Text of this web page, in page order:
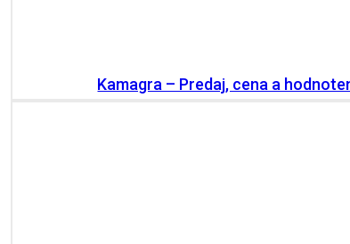
Kamagra – Predaj, cena a